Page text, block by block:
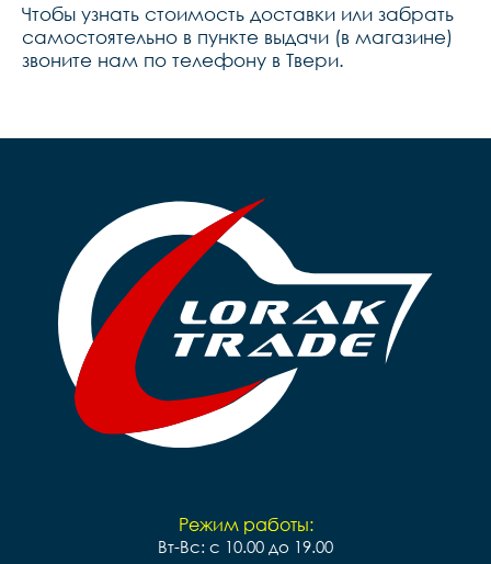
Чтобы узнать стоимость доставки или забрать
самостоятельно в пункте выдачи (в магазине)
звоните нам по телефону в Твери.
Режим работы:
Вт-Вс: с 10.00 до 19.00